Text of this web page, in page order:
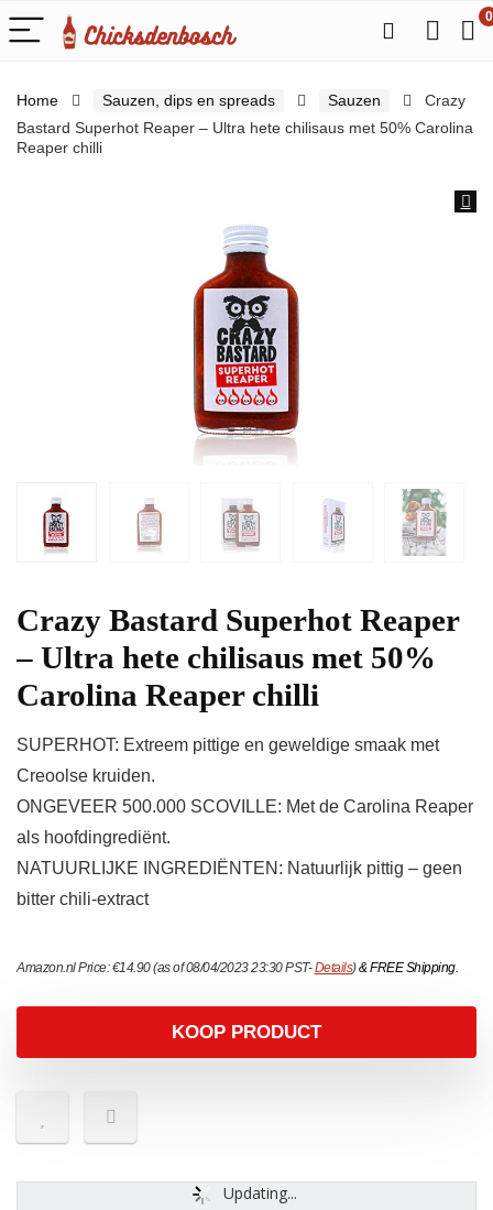
0
Home Sauzen, dips en spreads Sauzen
Crazy
Bastard Superhot Reaper – Ultra hete chilisaus met 50% Carolina
Reaper chilli
Crazy Bastard Superhot Reaper
– Ultra hete chilisaus met 50%
Carolina Reaper chilli
SUPERHOT: Extreem pittige en geweldige smaak met
Creoolse kruiden.
ONGEVEER 500.000 SCOVILLE: Met de Carolina Reaper
als hoofdingrediënt.
NATUURLIJKE INGREDIËNTEN: Natuurlijk pittig – geen
bitter chili-extract
Amazon.nl Price:€14.90(as of 08/04/2023 23:30 PST-Details)&FREE Shipping.
KOOP PRODUCT
Updating...